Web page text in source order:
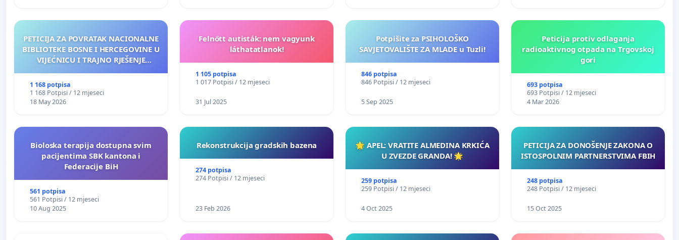
PETICIJA ZA POVRATAK NACIONALNE
BIBLIOTEKE BOSNE I HERCEGOVINE U
VIJEĆNICU I TRAJNO RJEŠENJE
1 168 potpisa
1 168 Potpisi / 12 mjeseci
18 May 2026
Felnőtt autisták: nem vagyunk
láthatatlanok!
1 105 potpisa
1 017 Potpisi / 12 mjeseci
31 Jul 2025
Potpišite za PSIHOLOŠKO
SAVJETOVALIŠTE ZA MLADE u Tuzli!
846 potpisa
846 Potpisi / 12 mjeseci
5 Sep 2025
Peticija protiv odlaganja
radioaktivnog otpada na Trgovskoj
gori
693 potpisa
693 Potpisi / 12 mjeseci
4 Mar 2026
Bioloska terapija dostupna svim
pacijentima SBK kantona i
Federacije BiH
561 potpisa
561 Potpisi / 12 mjeseci
10 Aug 2025
Rekonstrukcija gradskih bazena
274 potpisa
274 Potpisi / 12 mjeseci
23 Feb 2026
🌟 APEL: VRATITE ALMEDINA KRKIĆA
U ZVEZDE GRANDA! 🌟
259 potpisa
259 Potpisi / 12 mjeseci
4 Oct 2025
PETICIJA ZA DONOŠENJE ZAKONA O
ISTOSPOLNIM PARTNERSTVIMA FBIH
248 potpisa
248 Potpisi / 12 mjeseci
15 Oct 2025